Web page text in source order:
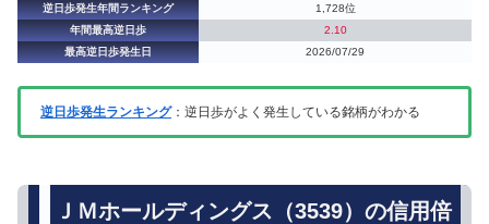
逆日歩発生年間ランキング
1,728位
年間最高逆日歩
2.10
最高逆日歩発生日
2026/07/29
逆日歩発生ランキング：逆日歩がよく発生している銘柄がわかる
ＪＭホールディングス（3539）の信用倍